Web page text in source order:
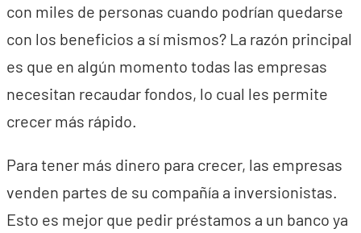
con miles de personas cuando podrían quedarse
con los beneficios a sí mismos? La razón principal
es que en algún momento todas las empresas
necesitan recaudar fondos, lo cual les permite
crecer más rápido.
Para tener más dinero para crecer, las empresas
venden partes de su compañía a inversionistas.
Esto es mejor que pedir préstamos a un banco ya